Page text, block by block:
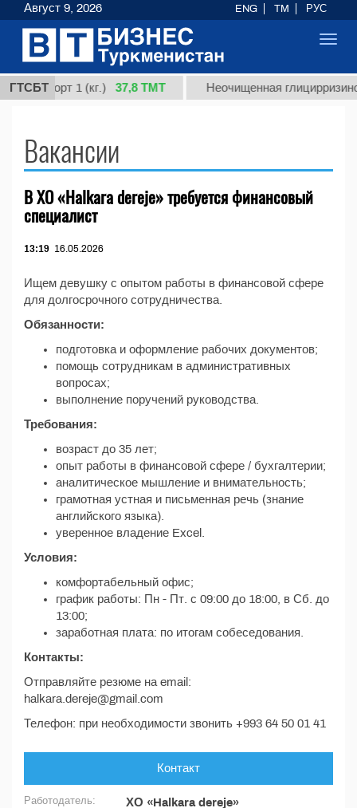
ГТСБТсорт 1 (кг.) 37,8 ТМТ Неочищенная
Вакансии
В ХО «Halkara dereje» требуется финансовый
специалист
13:19 16.05.2026
Ищем девушку с опытом работы в финансовой сфере
для долгосрочного сотрудничества.
Обязанности:
подготовка и оформление рабочих документов;
помощь сотрудникам в административных
вопросах;
выполнение поручений руководства.
Требования:
возраст до 35 лет;
опыт работы в финансовой сфере / бухгалтерии;
аналитическое мышление и внимательность;
грамотная устная и письменная речь (знание
английского языка).
уверенное владение Excel.
Условия:
комфортабельный офис;
график работы: Пн - Пт. с 09:00 до 18:00, в Сб. до
13:00;
заработная плата: по итогам собеседования.
Контакты:
Отправляйте резюме на email:
halkara.dereje@gmail.com
Телефон: при необходимости звонить +993 64 50 01 41
Контакт
Работодатель: ХО «Halkara dereje»
Август 9, 2026 ENG TM РУС